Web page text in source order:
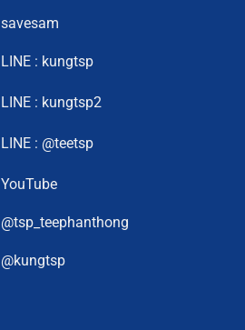
savesam
LINE : kungtsp
LINE : kungtsp2
LINE : @teetsp
YouTube
@tsp_teephanthong
@kungtsp